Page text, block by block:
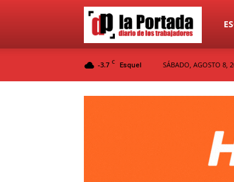
-3.7 C Esquel SÁBADO, AGOSTO 8,